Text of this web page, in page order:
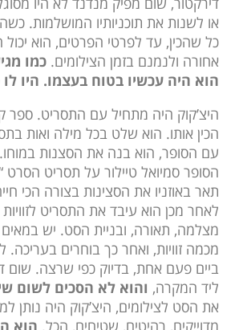
או לשנות את תוכניותיו המושלמות.
כל שהכין, עד לפרטי הפרטים, הוא יכול
אחורה ולנמנם בזמן הצילומים. כמו
הוא היה עכשיו בטוח בעצמו. היו
היצ’קוק היה מתחיל עם התסריט. ספר
הכין אותו. הוא שלט בכל מילה ואות
עם הסופר, הוא בנה את הסצנות
הסופר סמיואל טיילור על תסריט הסרט
תאר באוזניו את הסצינות בצורה הכי
לאחר מכן הוא עיבד את התסריט
מצלמה, תאורה, ובניית הסט. יש
מכמה זוויות, ואחר כך בוחרים בעריכה.
ביים פעם אחת, בדיוק כפי שרצה. שום
ליד המקרה, והוא לא הסכים לשום
את הסט לצילומים, היצ’קוק היה נותן
מדוייקים, רהיטים, שטיחים, הכל. הוא